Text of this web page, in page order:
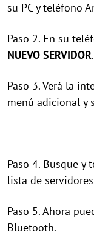
su PC y teléfono
Paso 2. En su
NUEVO SERVIDOR.
Paso 3. Verá la
menú adicional y
Paso 4. Busque
lista de
Paso 5. Ahora
Bluetooth.